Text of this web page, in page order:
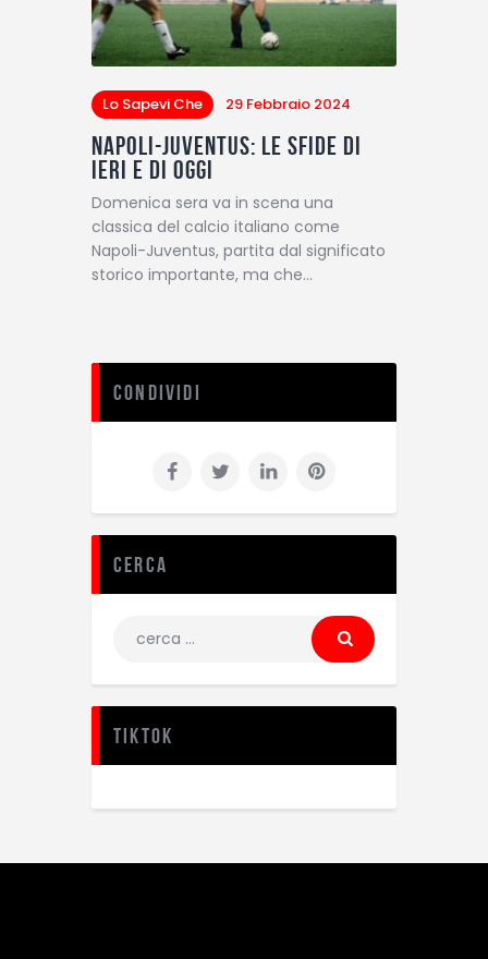
Lo Sapevi Che 29 Febbraio 2024
Napoli-Juventus: le sfide di
ieri e di oggi
Domenica sera va in scena una
classica del calcio italiano come
Napoli-Juventus, partita dal significato
storico importante, ma che…
Condividi
Cerca
TikTok